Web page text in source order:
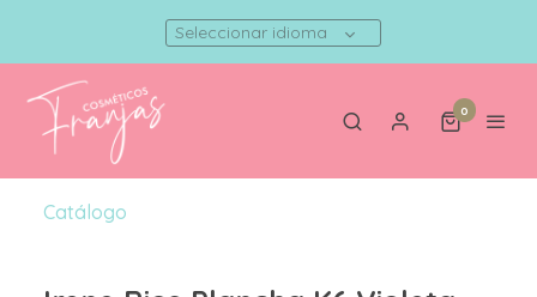
Seleccionar idioma
0
Catálogo